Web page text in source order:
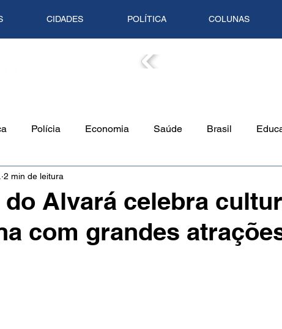
CIDADES POLÍTICA COLUNAS
Polícia Economia Saúde Brasil
Ambiente
Artigo Mundo Trânsito Mente em
do Alvará celebra
com grandes
2 min de leitura